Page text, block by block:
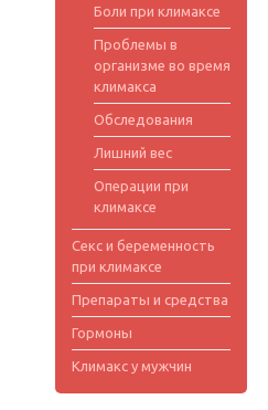
Боли при климаксе
Проблемы в
организме во время
климакса
Обследования
Лишний вес
Операции при
климаксе
Секс и беременность
при климаксе
Препараты и средства
Гормоны
Климакс у мужчин